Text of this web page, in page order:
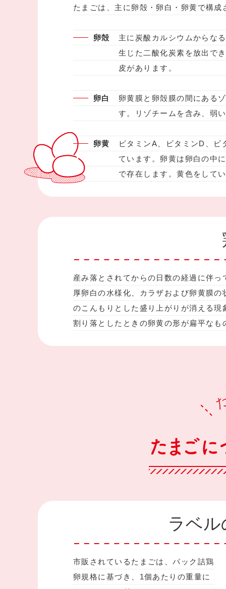
たまごは、主に卵殻・卵白・卵黄で構
卵殻
主に炭酸カルシウムからな
生じた二酸化炭素を放出で
皮があります。
卵白
卵黄膜と卵殻膜の間にある
す。リゾチームを含み、弱
卵黄
ビタミンA、ビタミンD、
ています。卵黄は卵白の中
で存在します。黄色をして
産み落とされてからの日数の経過に伴
厚卵白の水様化、カラザおよび卵黄膜
のこんもりとした盛り上がりが消える
割り落としたときの卵黄の形が扁平な
ラベ
市販されているたまごは、パック詰鶏
卵規格に基づき、1個あたりの重量に